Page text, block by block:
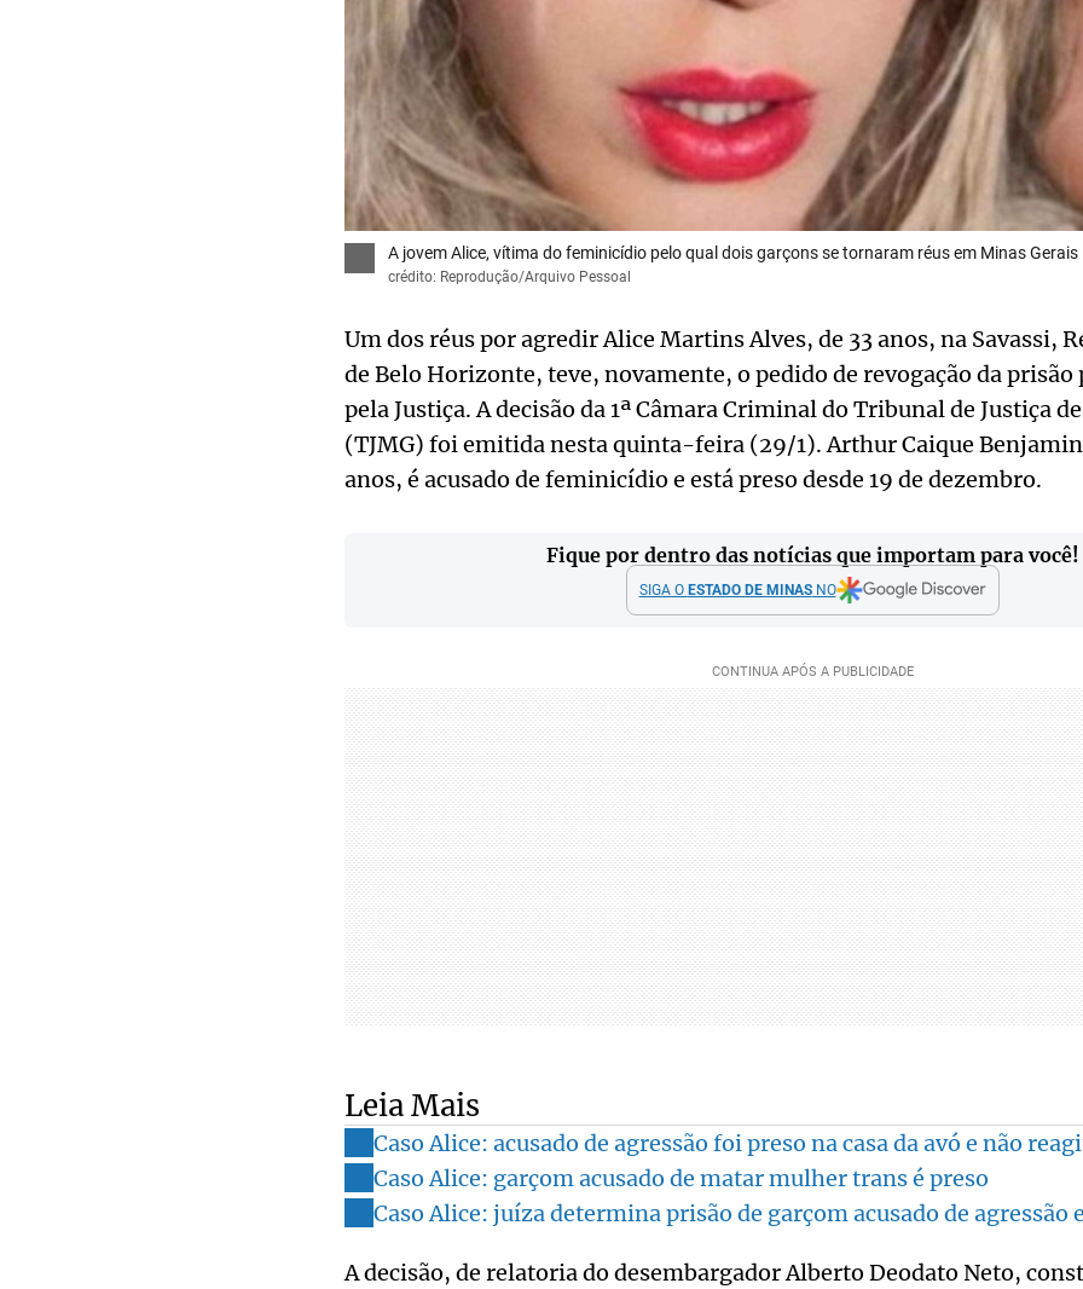
A jovem Alice, vítima do feminicídio pelo qual dois garçons se tornaram réus em Minas Gerais
crédito: Reprodução/Arquivo Pessoal
Um dos réus por agredir Alice Martins Alves, de 33 anos, na Savassi,
de Belo Horizonte, teve, novamente, o pedido de revogação da
pela Justiça. A decisão da 1ª Câmara Criminal do Tribunal de Justiça
(TJMG) foi emitida nesta quinta-feira (29/1). Arthur Caique Benjamin
anos, é acusado de feminicídio e está preso desde 19 de dezembro.
Fique por dentro das notícias que importam para você!
SIGA O ESTADO DE MINASNO
Leia Mais
Caso Alice: acusado de agressão foi preso na casa da avó e não
Caso Alice: garçom acusado de matar mulher trans é preso
Caso Alice: juíza determina prisão de garçom acusado de agressão
A decisão, de relatoria do desembargador Alberto Deodato Neto,